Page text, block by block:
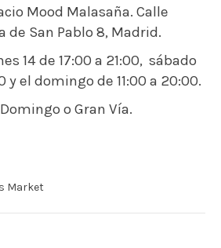
Mood Malasaña. Calle
de San Pablo 8, Madrid.
14 de 17:00 a 21:00, sábado
y el domingo de 11:00 a 20:00.
o Gran Vía.
Market